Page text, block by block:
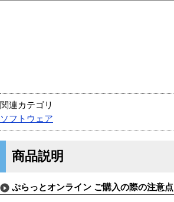
関連カテゴリ
ソフトウェア
商品説明
ぷらっとオンライン ご購入の際の注意点